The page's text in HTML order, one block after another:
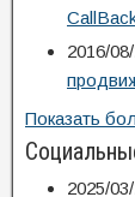
2016/
Показать
2025/